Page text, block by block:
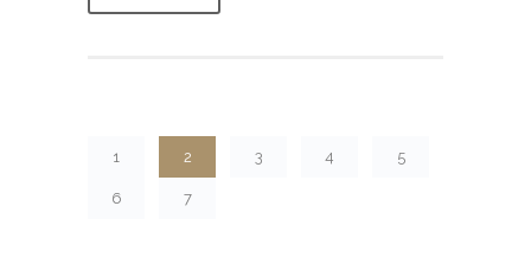
1 2 3 4 5
6 7